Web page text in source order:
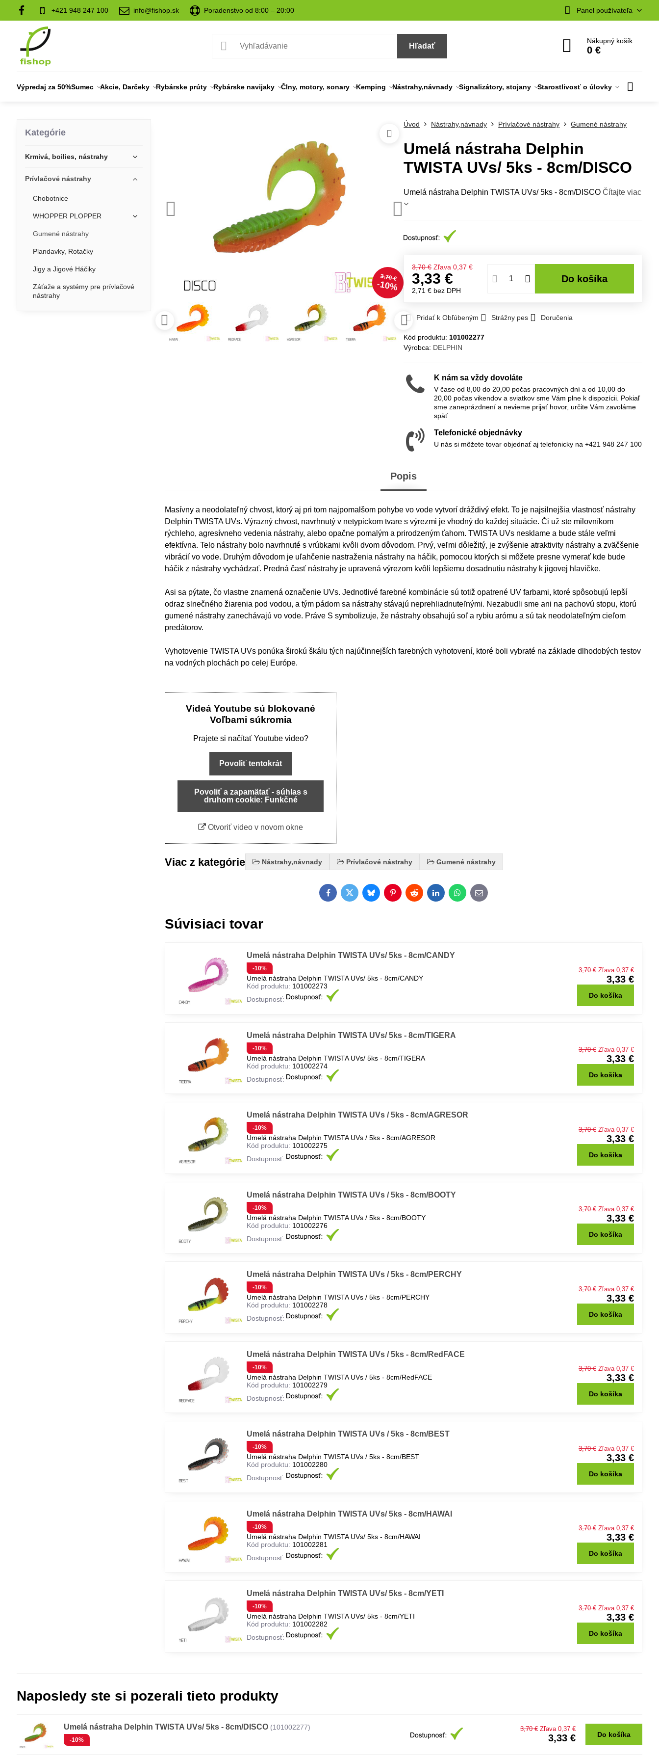
+421 948 247 100 info@fishop.sk Poradenstvo od 8:00 – 20:00 Panel používateľa
Hľadať
Nákupný košík
0 €
Výpredaj za 50%Sumec Akcie, Darčeky Rybárske prúty Rybárske navijaky Člny, motory, sonary Kemping Nástrahy,návnady Signalizátory, stojany Starostlivosť o úlovky
3,70 €
10%
Úvod Nástrahy,návnady Prívlačové nástrahy Gumené nástrahy
Umelá nástraha Delphin
TWISTA UVs/ 5ks - 8cm/DISCO
Umelá nástraha Delphin TWISTA UVs/ 5ks - 8cm/DISCOČítajte viac
3,70 € Zľava 0,37 €
3,33 €
2,71 € bez DPH
Do košíka
Pridať k Obľúbeným Strážny pes Doručenia
Kód produktu: 101002277
Výrobca: DELPHIN
K nám sa vždy dovoláte
V čase od 8,00 do 20,00 počas pracovných dní a od 10,00 do
20,00 počas vikendov a sviatkov sme Vám plne k dispozícii. Pokiaľ
sme zaneprázdnení a nevieme prijať hovor, určite Vám zavoláme
späť
Telefonické objednávky
U nás si môžete tovar objednať aj telefonicky na +421 948 247 100
Popis
Masívny a neodolateľný chvost, ktorý aj pri tom najpomalšom pohybe vo vode vytvorí dráždivý efekt. To je najsilnejšia vlastnosť nástrahy
Delphin TWISTA UVs. Výrazný chvost, navrhnutý v netypickom tvare s výrezmi je vhodný do každej situácie. Či už ste milovníkom
rýchleho, agresívneho vedenia nástrahy, alebo opačne pomalým a prirodzeným ťahom. TWISTA UVs nesklame a bude stále veľmi
efektívna. Telo nástrahy bolo navrhnuté s vrúbkami kvôli dvom dôvodom. Prvý, veľmi dôležitý, je zvýšenie atraktivity nástrahy a zväčšenie
vibrácií vo vode. Druhým dôvodom je uľahčenie nastraženia nástrahy na háčik, pomocou ktorých si môžete presne vymerať kde bude
háčik z nástrahy vychádzať. Predná časť nástrahy je upravená výrezom kvôli lepšiemu dosadnutiu nástrahy k jigovej hlavičke.
Asi sa pýtate, čo vlastne znamená označenie UVs. Jednotlivé farebné kombinácie sú totiž opatrené UV farbami, ktoré spôsobujú lepší
odraz slnečného žiarenia pod vodou, a tým pádom sa nástrahy stávajú neprehliadnuteľnými. Nezabudli sme ani na pachovú stopu, ktorú
gumené nástrahy zanechávajú vo vode. Práve S symbolizuje, že nástrahy obsahujú soľ a rybiu arómu a sú tak neodolateľným cieľom
predátorov.
Vyhotovenie TWISTA UVs ponúka širokú škálu tých najúčinnejších farebných vyhotovení, ktoré boli vybraté na základe dlhodobých testov
na vodných plochách po celej Európe.
Videá Youtube sú blokované
Voľbami súkromia
Prajete si načítať Youtube video?
Povoliť tentokrát
Povoliť a zapamätať - súhlas s
druhom cookie: Funkčné
Otvoriť video v novom okne
Viac z kategórie Nástrahy,návnady Prívlačové nástrahy Gumené nástrahy
FacebookTwitterBlueskyPinterestRedditLinkedInWhatsApp
E-
mail
Súvisiaci tovar
Umelá nástraha Delphin TWISTA UVs/ 5ks - 8cm/CANDY
-10%
Umelá nástraha Delphin TWISTA UVs/ 5ks - 8cm/CANDY
Kód produktu: 101002273
Dostupnosť:
3,33 €
3,70 € Zľava 0,37 €
Do košíka
Umelá nástraha Delphin TWISTA UVs/ 5ks - 8cm/TIGERA
-10%
Umelá nástraha Delphin TWISTA UVs/ 5ks - 8cm/TIGERA
Kód produktu: 101002274
Dostupnosť:
3,33 €
3,70 € Zľava 0,37 €
Do košíka
Umelá nástraha Delphin TWISTA UVs / 5ks - 8cm/AGRESOR
-10%
Umelá nástraha Delphin TWISTA UVs / 5ks - 8cm/AGRESOR
Kód produktu: 101002275
Dostupnosť:
3,33 €
3,70 € Zľava 0,37 €
Do košíka
Umelá nástraha Delphin TWISTA UVs / 5ks - 8cm/BOOTY
-10%
Umelá nástraha Delphin TWISTA UVs / 5ks - 8cm/BOOTY
Kód produktu: 101002276
Dostupnosť:
3,33 €
3,70 € Zľava 0,37 €
Do košíka
Umelá nástraha Delphin TWISTA UVs / 5ks - 8cm/PERCHY
-10%
Umelá nástraha Delphin TWISTA UVs / 5ks - 8cm/PERCHY
Kód produktu: 101002278
Dostupnosť:
3,33 €
3,70 € Zľava 0,37 €
Do košíka
Umelá nástraha Delphin TWISTA UVs / 5ks - 8cm/RedFACE
-10%
Umelá nástraha Delphin TWISTA UVs / 5ks - 8cm/RedFACE
Kód produktu: 101002279
Dostupnosť:
3,33 €
3,70 € Zľava 0,37 €
Do košíka
Umelá nástraha Delphin TWISTA UVs / 5ks - 8cm/BEST
-10%
Umelá nástraha Delphin TWISTA UVs / 5ks - 8cm/BEST
Kód produktu: 101002280
Dostupnosť:
3,33 €
3,70 € Zľava 0,37 €
Do košíka
Umelá nástraha Delphin TWISTA UVs/ 5ks - 8cm/HAWAI
-10%
Umelá nástraha Delphin TWISTA UVs/ 5ks - 8cm/HAWAI
Kód produktu: 101002281
Dostupnosť:
3,33 €
3,70 € Zľava 0,37 €
Do košíka
Umelá nástraha Delphin TWISTA UVs/ 5ks - 8cm/YETI
-10%
Umelá nástraha Delphin TWISTA UVs/ 5ks - 8cm/YETI
Kód produktu: 101002282
Dostupnosť:
3,33 €
3,70 € Zľava 0,37 €
Do košíka
Kategórie
Krmivá, boilies, nástrahy
Prívlačové nástrahy
Chobotnice
WHOPPER PLOPPER
Gumené nástrahy
Plandavky, Rotačky
Jigy a Jigové Háčiky
Záťaže a systémy pre prívlačové
nástrahy
Naposledy ste si pozerali tieto produkty
Umelá nástraha Delphin TWISTA UVs/ 5ks - 8cm/DISCO (101002277)
-10% 3,33 €
3,70 € Zľava 0,37 €
Do košíka